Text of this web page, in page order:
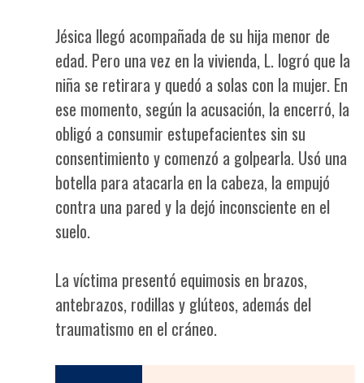
Jésica llegó acompañada de su hija menor de
edad. Pero una vez en la vivienda, L. logró que la
niña se retirara y quedó a solas con la mujer. En
ese momento, según la acusación, la encerró, la
obligó a consumir estupefacientes sin su
consentimiento y comenzó a golpearla. Usó una
botella para atacarla en la cabeza, la empujó
contra una pared y la dejó inconsciente en el
suelo.
La víctima presentó equimosis en brazos,
antebrazos, rodillas y glúteos, además del
traumatismo en el cráneo.